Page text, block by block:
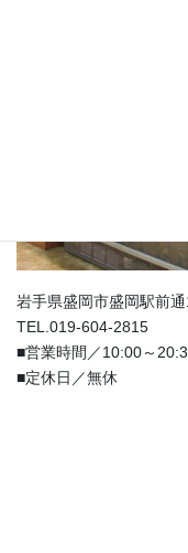
岩手県盛岡市盛岡駅前
TEL.019-604-2815
■営業時間／10:00～
■定休日／無休